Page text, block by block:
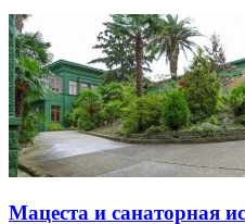
Мацеста и санаторная